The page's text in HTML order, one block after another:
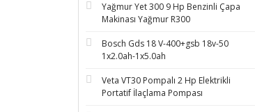
Yağmur Yet 300 9 Hp Benzinli Çapa
Makinası Yağmur R300
Bosch Gds 18 V-400+gsb 18v-50
1x2.0ah-1x5.0ah
Veta VT30 Pompalı 2 Hp Elektrikli
Portatif İlaçlama Pompası